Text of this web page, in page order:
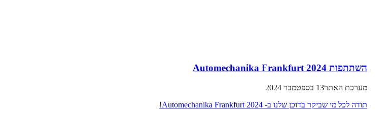
השתתפות Automechanika Frankfurt 2024
מערכת האתר13 בספטמבר 2024
תודה לכל מי שביקר בדוכן שלנו ב- Automechanika Frankfurt 2024!